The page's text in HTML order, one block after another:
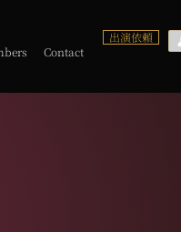
Contact
出演依頼